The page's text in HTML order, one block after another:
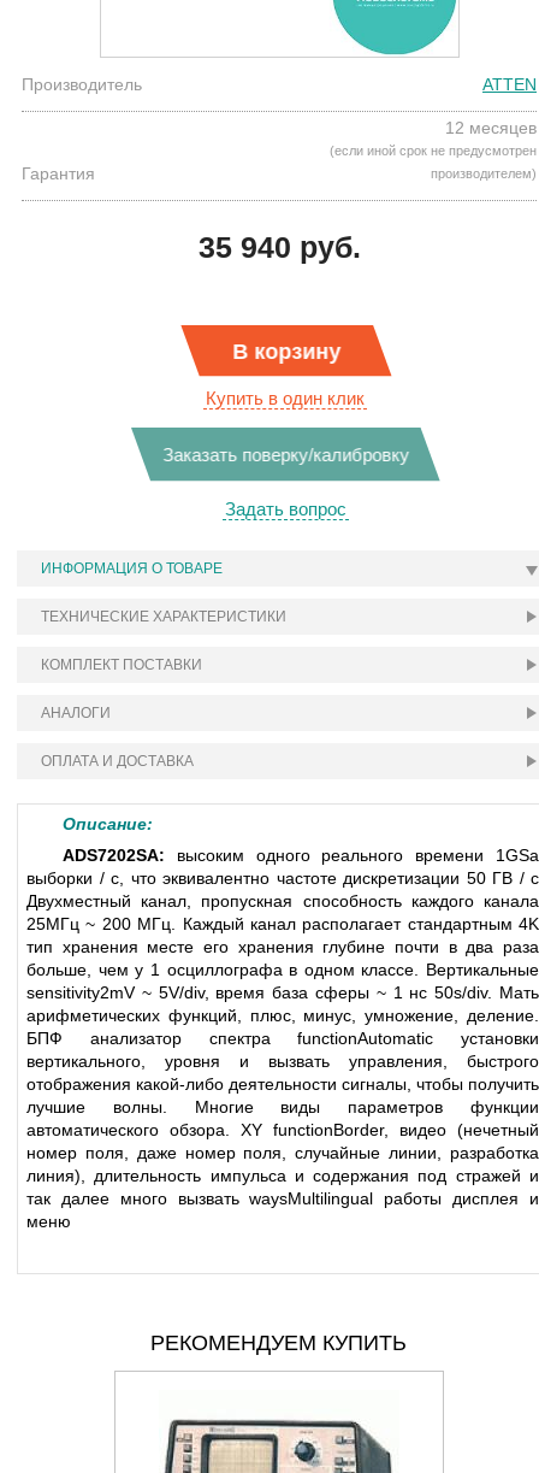
Производитель ATTEN
Гарантия
12 месяцев
(если иной срок не предусмотрен
производителем)
35 940 руб.
В корзину
Купить в один клик
Заказать поверку/калибровку
Задать вопрос
ИНФОРМАЦИЯ О ТОВАРЕ
ТЕХНИЧЕСКИЕ ХАРАКТЕРИСТИКИ
КОМПЛЕКТ ПОСТАВКИ
АНАЛОГИ
ОПЛАТА И ДОСТАВКА
Описание:
ADS7202SA: высоким одного реального времени 1GSa
выборки / с, что эквивалентно частоте дискретизации 50 ГВ / с
Двухместный канал, пропускная способность каждого канала
25МГц ~ 200 МГц. Каждый канал располагает стандартным 4K
тип хранения месте его хранения глубине почти в два раза
больше, чем у 1 осциллографа в одном классе. Вертикальные
sensitivity2mV ~ 5V/div, время база сферы ~ 1 нс 50s/div. Мать
арифметических функций, плюс, минус, умножение, деление.
БПФ анализатор спектра functionAutomatic установки
вертикального, уровня и вызвать управления, быстрого
отображения какой-либо деятельности сигналы, чтобы получить
лучшие волны. Многие виды параметров функции
автоматического обзора. XY functionBorder, видео (нечетный
номер поля, даже номер поля, случайные линии, разработка
линия), длительность импульса и содержания под стражей и
так далее много вызвать waysMultilingual работы дисплея и
меню
РЕКОМЕНДУЕМ КУПИТЬ